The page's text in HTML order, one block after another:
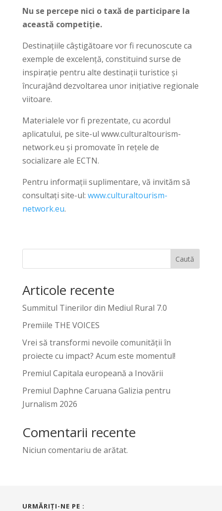
Nu se percepe nici o taxă de participare la
această competiţie.
Destinaţiile câştigătoare vor fi recunoscute ca
exemple de excelenţă, constituind surse de
inspiraţie pentru alte destinaţii turistice şi
încurajând dezvoltarea unor iniţiative regionale
viitoare.
Materialele vor fi prezentate, cu acordul
aplicatului, pe site-ul www.culturaltourism-
network.eu şi promovate în reţele de
socializare ale ECTN.
Pentru informaţii suplimentare, vă invităm să
consultaţi site-ul: www.culturaltourism-
network.eu.
Caută
Articole recente
Summitul Tinerilor din Mediul Rural 7.0
Premiile THE VOICES
Vrei să transformi nevoile comunității în
proiecte cu impact? Acum este momentul!
Premiul Capitala europeană a Inovării
Premiul Daphne Caruana Galizia pentru
Jurnalism 2026
Comentarii recente
Niciun comentariu de arătat.
URMĂRIŢI-NE PE :